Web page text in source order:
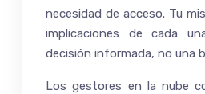
necesidad de acceso. Tu
implicaciones de cada
decisión informada, no una
Los gestores en la nube